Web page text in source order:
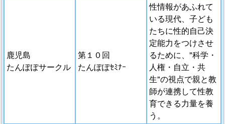
鹿児島
たんぽぽサークル
第１０回
たんぽぽｾﾐﾅｰ
性情報があふれて
いる現代、子ども
たちに性的自己決
定能力をつけさせ
るために、"科学・
人権・自立・共
生"の視点で親と教
師が連携して性教
育できる力量を養
う。